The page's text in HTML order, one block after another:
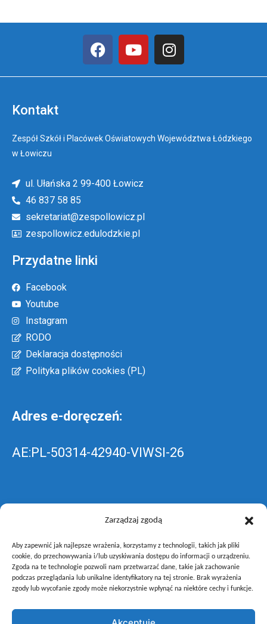
Zarządzaj zgodą
Aby zapewnić jak najlepsze wrażenia, korzystamy z technologii, takich jak pliki
cookie, do przechowywania i/lub uzyskiwania dostępu do informacji o urządzeniu.
Zgoda na te technologie pozwoli nam przetwarzać dane, takie jak zachowanie
podczas przeglądania lub unikalne identyfikatory na tej stronie. Brak wyrażenia
zgody lub wycofanie zgody może niekorzystnie wpłynąć na niektóre cechy i funkcje.
Kontakt
Zespół Szkół i Placówek Oświatowych Województwa Łódzkiego
w Łowiczu
ul. Ułańska 2 99-400 Łowicz
46 837 58 85
sekretariat@zespollowicz.pl
zespollowicz.edulodzkie.pl
Przydatne linki
Facebook
Youtube
Instagram
RODO
Deklaracja dostępności
Polityka plików cookies (PL)
Adres e-doręczeń:
AE:PL-50314-42940-VIWSI-26
Skrzynka EPUAP: ZespolLowicz
wyślij pismo ogólne do szkoły –poprzez
gov.pl